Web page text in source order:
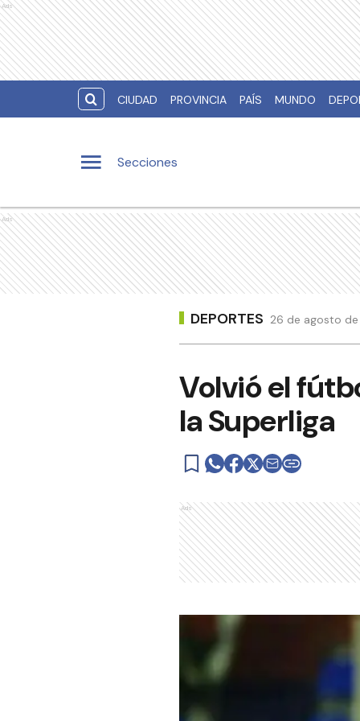
Ads
CIUDAD PROVINCIA PAÍS MUNDO
Secciones
Ads
DEPORTES 26 de agosto
Volvió el
la Superliga
Ads